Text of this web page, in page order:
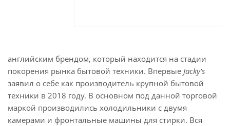
английским брендом, который находится на стадии
покорения рынка бытовой техники. Впервые Jacky's
заявил о себе как производитель крупной бытовой
техники в 2018 году. В основном под данной торговой
маркой производились холодильники с двумя
камерами и фронтальные машины для стирки. Вся